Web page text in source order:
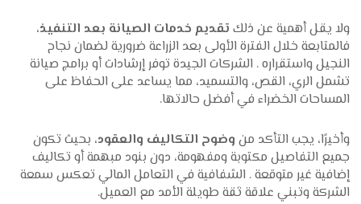
ولا يقل أهمية عن ذلك تقديم خدمات الصيانة بعد التنفيذ،
فالمتابعة خلال الفترة الأولى بعد الزراعة ضرورية لضمان نجاح
النجيل واستقراره . الشركات الجيدة توفر إرشادات أو برامج صيانة
تشمل الري، القص، والتسميد، مما يساعد على الحفاظ على
المساحات الخضراء في أفضل حالاتها.
وأخيرًا، يجب التأكد من وضوح التكاليف والعقود، بحيث تكون
جميع التفاصيل مكتوبة ومفهومة، دون بنود مبهمة أو تكاليف
إضافية غير متوقعة . الشفافية في التعامل المالي تعكس سمعة
الشركة وتبني علاقة ثقة طويلة الأمد مع العميل.